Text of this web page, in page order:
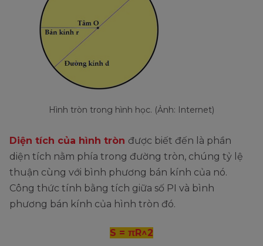
Hình tròn trong hình học. (Ảnh: Internet)
Diện tích của hình tròn được biết đến là phần
diện tích nằm phía trong đường tròn, chúng tỷ lệ
thuận cùng với bình phương bán kính của nó.
Công thức tính bằng tích giữa số PI và bình
phương bán kính của hình tròn đó.
S = πR^2